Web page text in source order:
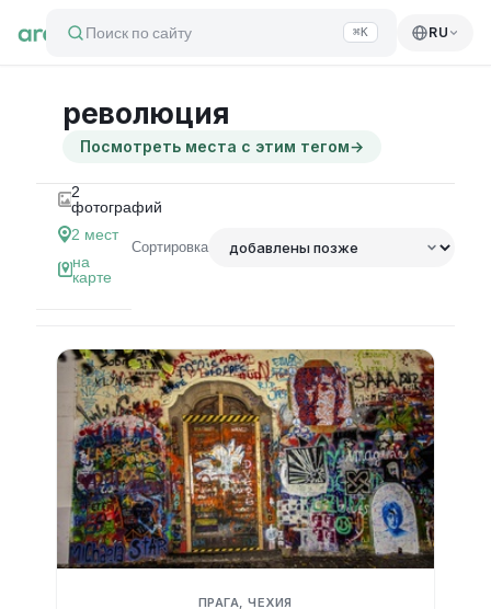
Поиск по сайту ⌘K RU
революция
Посмотреть места с этим тегом→
2
фотографий
2 мест
на
карте
Сортировка
ПРАГА, ЧЕХИЯ